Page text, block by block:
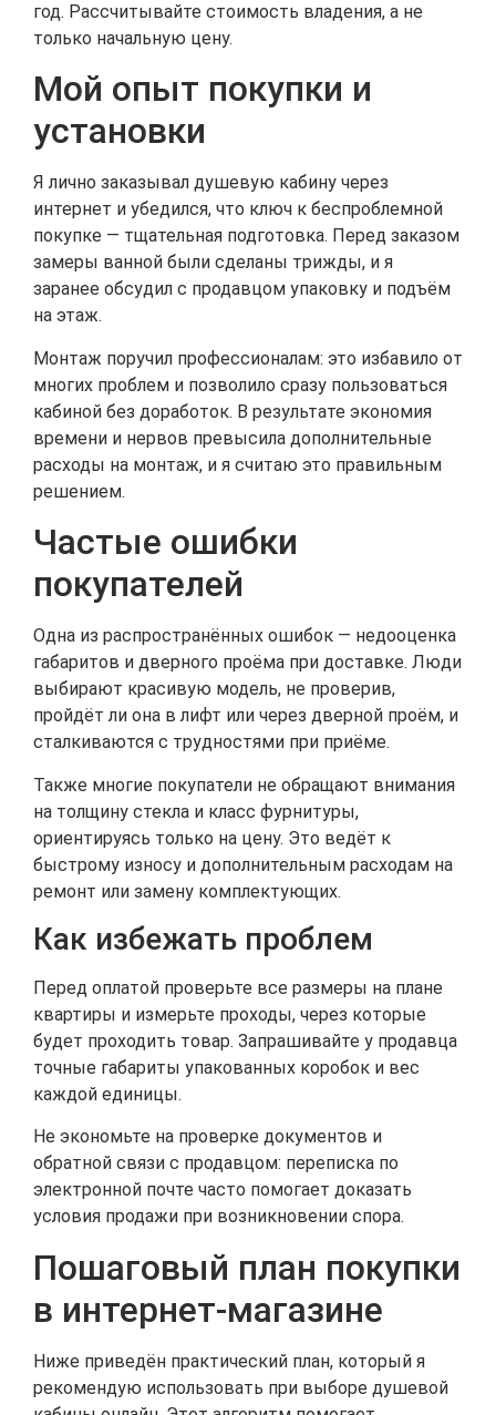
год. Рассчитывайте стоимость владения, а не
только начальную цену.
Мой опыт покупки и
установки
Я лично заказывал душевую кабину через
интернет и убедился, что ключ к беспроблемной
покупке — тщательная подготовка. Перед заказом
замеры ванной были сделаны трижды, и я
заранее обсудил с продавцом упаковку и подъём
на этаж.
Монтаж поручил профессионалам: это избавило от
многих проблем и позволило сразу пользоваться
кабиной без доработок. В результате экономия
времени и нервов превысила дополнительные
расходы на монтаж, и я считаю это правильным
решением.
Частые ошибки
покупателей
Одна из распространённых ошибок — недооценка
габаритов и дверного проёма при доставке. Люди
выбирают красивую модель, не проверив,
пройдёт ли она в лифт или через дверной проём, и
сталкиваются с трудностями при приёме.
Также многие покупатели не обращают внимания
на толщину стекла и класс фурнитуры,
ориентируясь только на цену. Это ведёт к
быстрому износу и дополнительным расходам на
ремонт или замену комплектующих.
Как избежать проблем
Перед оплатой проверьте все размеры на плане
квартиры и измерьте проходы, через которые
будет проходить товар. Запрашивайте у продавца
точные габариты упакованных коробок и вес
каждой единицы.
Не экономьте на проверке документов и
обратной связи с продавцом: переписка по
электронной почте часто помогает доказать
условия продажи при возникновении спора.
Пошаговый план покупки
в интернет‑магазине
Ниже приведён практический план, который я
рекомендую использовать при выборе душевой